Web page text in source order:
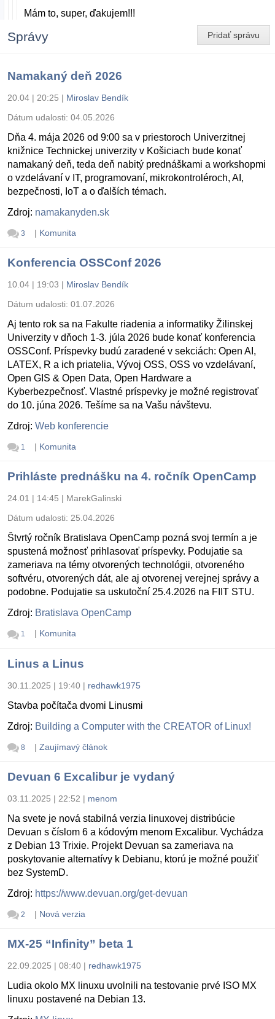
Mám to, super, ďakujem!!!
Pridať správu
Správy
Namakaný deň 2026
20.04 | 20:25 | Miroslav Bendík
Dátum udalosti: 04.05.2026
Dňa 4. mája 2026 od 9:00 sa v priestoroch Univerzitnej
knižnice Technickej univerzity v Košiciach bude konať
namakaný deň, teda deň nabitý prednáškami a workshopmi
o vzdelávaní v IT, programovaní, mikrokontroléroch, AI,
bezpečnosti, IoT a o ďalších témach.
Zdroj: namakanyden.sk
3 | Komunita
Konferencia OSSConf 2026
10.04 | 19:03 | Miroslav Bendík
Dátum udalosti: 01.07.2026
Aj tento rok sa na Fakulte riadenia a informatiky Žilinskej
Univerzity v dňoch 1-3. júla 2026 bude konať konferencia
OSSConf. Príspevky budú zaradené v sekciách: Open AI,
LATEX, R a ich priatelia, Vývoj OSS, OSS vo vzdelávaní,
Open GIS & Open Data, Open Hardware a
Kyberbezpečnosť. Vlastné príspevky je možné registrovať
do 10. júna 2026. Tešíme sa na Vašu návštevu.
Zdroj: Web konferencie
1 | Komunita
Prihláste prednášku na 4. ročník OpenCamp
24.01 | 14:45 | MarekGalinski
Dátum udalosti: 25.04.2026
Štvrtý ročník Bratislava OpenCamp pozná svoj termín a je
spustená možnosť prihlasovať príspevky. Podujatie sa
zameriava na témy otvorených technológii, otvoreného
softvéru, otvorených dát, ale aj otvorenej verejnej správy a
podobne. Podujatie sa uskutoční 25.4.2026 na FIIT STU.
Zdroj: Bratislava OpenCamp
1 | Komunita
Linus a Linus
30.11.2025 | 19:40 | redhawk1975
Stavba počítača dvomi Linusmi
Zdroj: Building a Computer with the CREATOR of Linux!
8 | Zaujímavý článok
Devuan 6 Excalibur je vydaný
03.11.2025 | 22:52 | menom
Na svete je nová stabilná verzia linuxovej distribúcie
Devuan s číslom 6 a kódovým menom Excalibur. Vychádza
z Debian 13 Trixie. Projekt Devuan sa zameriava na
poskytovanie alternatívy k Debianu, ktorú je možné použiť
bez SystemD.
Zdroj: https://www.devuan.org/get-devuan
2 | Nová verzia
MX-25 “Infinity” beta 1
22.09.2025 | 08:40 | redhawk1975
Ludia okolo MX linuxu uvolnili na testovanie prvé ISO MX
linuxu postavené na Debian 13.